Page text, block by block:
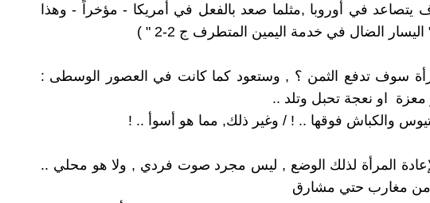
يتصاعد في أوروبا ,مثلما صعد بالفعل في أمريكا - مؤخراً - وهذا
اليسار الضال في خدمة اليمين المتطرف ج 2-2 " )
سوف تدفع الثمن ؟ , وستعود كما كانت في العصور الوسطى :
او نعجة تحبل وتلد ..
والكباش فوقها .. ! / وغير ذلك, مما هو أسوأ .. !
المرأة لذلك الوضع , ليس مجرد صوت فردي , ولا هو محلي ..
مغارب حتي مشارق